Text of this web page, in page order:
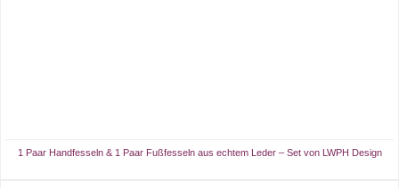
1 Paar Handfesseln & 1 Paar Fußfesseln aus echtem Leder – Set von LWPH Design